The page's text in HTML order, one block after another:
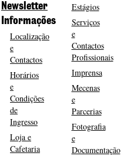
Newsletter
Informações
Localização
e
Contactos
Horários
e
Condições
de
Ingresso
Loja e
Cafetaria
Estágios
Serviços
e
Contactos
Profissionais
Imprensa
Mecenas
e
Parcerias
Fotografia
e
Documentação